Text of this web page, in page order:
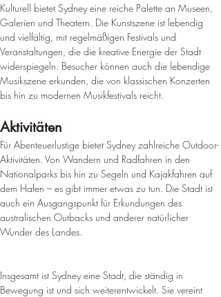
Kulturell bietet Sydney eine reiche Palette an Museen,
Galerien und Theatern. Die Kunstszene ist lebendig
und vielfältig, mit regelmäßigen Festivals und
Veranstaltungen, die die kreative Energie der Stadt
widerspiegeln. Besucher können auch die lebendige
Musikszene erkunden, die von klassischen Konzerten
bis hin zu modernen Musikfestivals reicht.
Aktivitäten
Für Abenteuerlustige bietet Sydney zahlreiche Outdoor-
Aktivitäten. Von Wandern und Radfahren in den
Nationalparks bis hin zu Segeln und Kajakfahren auf
dem Hafen – es gibt immer etwas zu tun. Die Stadt ist
auch ein Ausgangspunkt für Erkundungen des
australischen Outbacks und anderer natürlicher
Wunder des Landes.
Insgesamt ist Sydney eine Stadt, die ständig in
Bewegung ist und sich weiterentwickelt. Sie vereint